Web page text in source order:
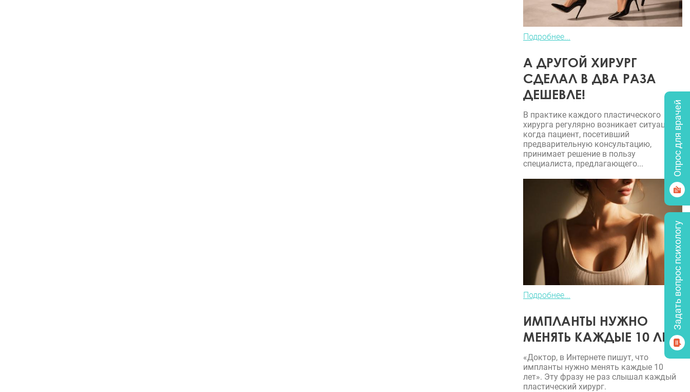
Подробнее...
А ДРУГОЙ ХИРУРГ
СДЕЛАЛ В ДВА РАЗА
ДЕШЕВЛЕ!
В практике каждого пластического
хирурга регулярно возникает ситуация,
когда пациент, посетивший
предварительную консультацию,
принимает решение в пользу
специалиста, предлагающего...
Подробнее...
ИМПЛАНТЫ НУЖНО
МЕНЯТЬ КАЖДЫЕ 10 ЛЕТ?
«Доктор, в Интернете пишут, что
импланты нужно менять каждые 10
лет». Эту фразу не раз слышал каждый
пластический хирург.
Опрос для врачей
Задать вопрос психологу